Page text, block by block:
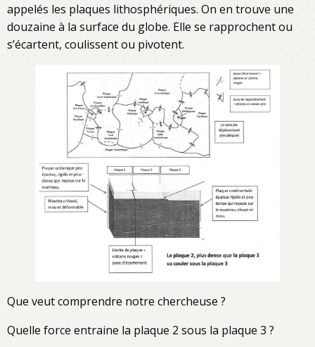
appelés les plaques lithosphériques. On en trouve une
douzaine à la surface du globe. Elle se rapprochent ou
s’écartent, coulissent ou pivotent.
Que veut comprendre notre chercheuse ?
Quelle force entraine la plaque 2 sous la plaque 3 ?